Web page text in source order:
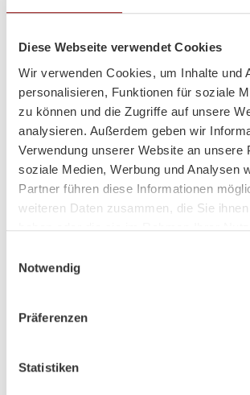
Diese Webseite verwendet Cookies
Wir verwenden Cookies, um Inhalte und
personalisieren, Funktionen für soziale
zu können und die Zugriffe auf unsere
analysieren. Außerdem geben wir
Verwendung unserer Website an unsere
soziale Medien, Werbung und Analysen
Partner führen diese Informationen
weiteren Daten zusammen, die Sie
haben oder die sie im Rahmen Ihrer
Notwendig
Präferenzen
Statistiken
Heizt super und
noch toll dabei
Hallo Herr Brunner
ich hoffe es geht Ihnen gut!
Der Ofen steht und es wurde schon
so kalt das wir ihn angefeuert haben!
Lina